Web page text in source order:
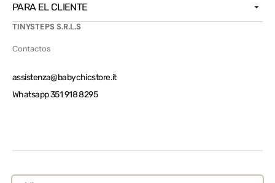
PARA EL CLIENTE
TINYSTEPS S.R.L.S
Contactos
assistenza@babychicstore.it
Whatsapp 351 918 8295